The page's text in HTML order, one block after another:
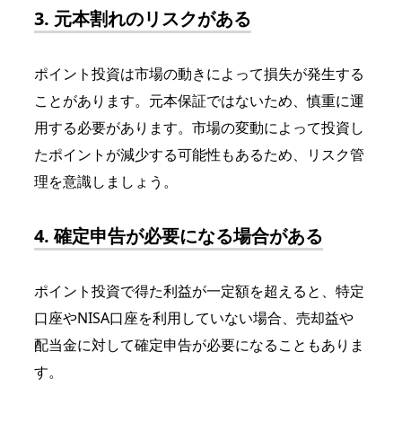
3. 元本割れのリスクがある
ポイント投資は市場の動きによって損失が発生する
ことがあります。元本保証ではないため、慎重に運
用する必要があります。市場の変動によって投資し
たポイントが減少する可能性もあるため、リスク管
理を意識しましょう。
4. 確定申告が必要になる場合がある
ポイント投資で得た利益が一定額を超えると、特定
口座やNISA口座を利用していない場合、売却益や
配当金に対して確定申告が必要になることもありま
す。